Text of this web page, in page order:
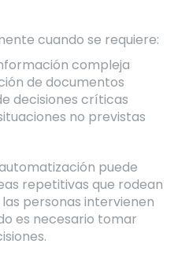
cuando se requiere:
compleja
de documentos
decisiones críticas
no previstas
puede
repetitivas que rodean
personas intervienen
es necesario tomar